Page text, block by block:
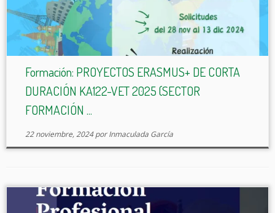
Formación: PROYECTOS ERASMUS+ DE CORTA
DURACIÓN KA122-VET 2025 (SECTOR
FORMACIÓN ...
22 noviembre, 2024 porInmaculada García